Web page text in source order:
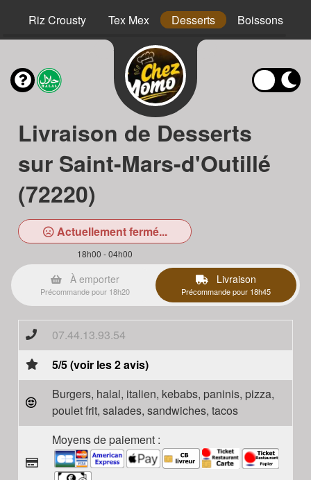
Riz Crousty Tex Mex Desserts Boissons
Livraison de Desserts
sur Saint-Mars-d'Outillé
(72220)
Actuellement fermé...
18h00 - 04h00
À emporter
Précommande pour 18h20
Livraison
Précommande pour 18h45
07.44.13.93.54
5/5 (voir les 2 avis)
Burgers, halal, italien, kebabs, paninis, pizza,
poulet frit, salades, sandwiches, tacos
Moyens de paiement :